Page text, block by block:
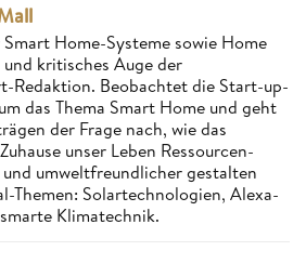
Home-Systeme sowie Home
kritisches Auge der
Redaktion. Beobachtet die Start-up-
das Thema Smart Home und geht
der Frage nach, wie das
unser Leben Ressourcen-
umweltfreundlicher gestalten
Themen: Solartechnologien, Alexa-
Klimatechnik.